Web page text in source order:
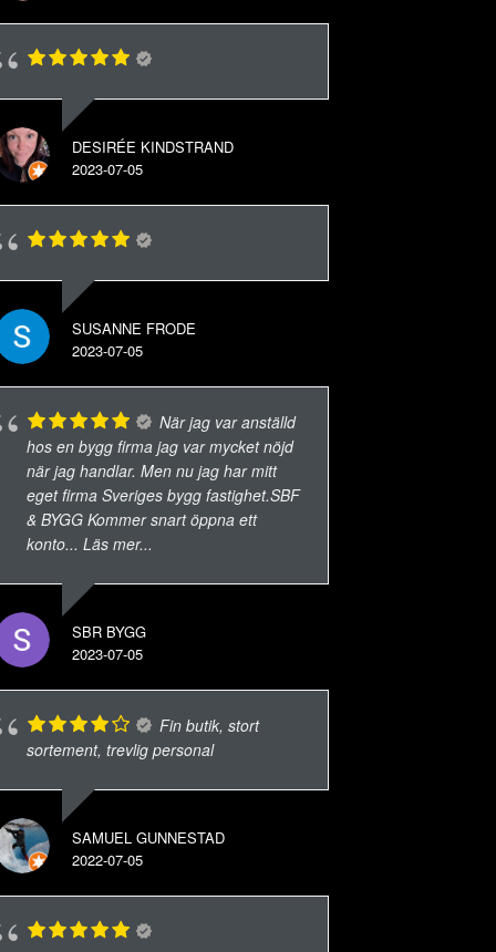
DESIRÉE KINDSTRAND
2023-07-05
SUSANNE FRODE
2023-07-05
När jag var anställd
hos en bygg firma jag var mycket nöjd
när jag handlar. Men nu jag har mitt
eget firma Sveriges bygg fastighet.SBF
& BYGG Kommer snart öppna ett
konto... Läs mer...
SBR BYGG
2023-07-05
Fin butik, stort
sortement, trevlig personal
SAMUEL GUNNESTAD
2022-07-05